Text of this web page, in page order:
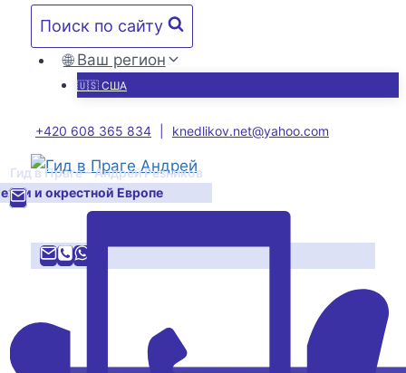
Перейти
содержимому
Поиск по сайту
🌐 Ваш регион
🇺🇸 США
+420 608 365 834 knedlikov.net@yahoo.com
Гид в Праге – Андрей Резников
и окрестной Европе